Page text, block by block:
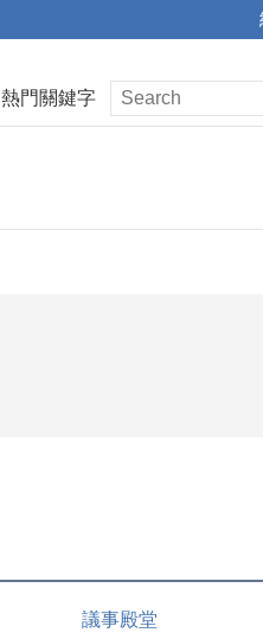
熱門關鍵字
議事殿堂